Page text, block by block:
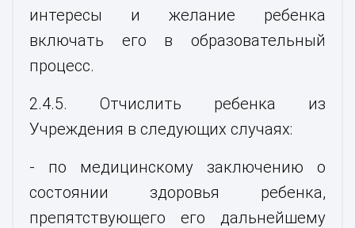
интересы и желание ребенка
включать его в образовательный
процесс.
2.4.5. Отчислить ребенка из
Учреждения в следующих случаях:
- по медицинскому заключению о
состоянии здоровья ребенка,
препятствующего его дальнейшему